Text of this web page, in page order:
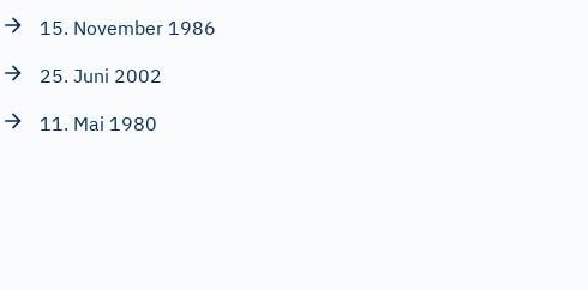
15. November 1986
25. Juni 2002
11. Mai 1980